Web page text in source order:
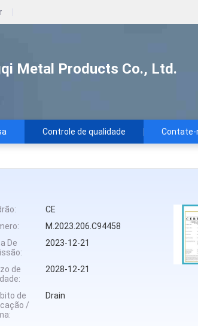
Metal Products Co., Ltd.
Controle de qualidade Contate-
CE
M.2023.206.C94458
De
2023-12-21
de
2028-12-21
de
/
Drain